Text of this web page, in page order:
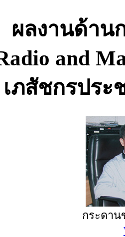
ผลงานด้าน
and
เภสัชกรปร
กระดาน